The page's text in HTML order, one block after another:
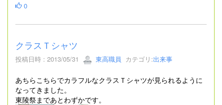
0
クラスＴシャツ
投稿日時 : 2013/05/31 東高職員 カテゴリ:出来事
あちらこちらでカラフルなクラスＴシャツが見られるように
なってきました。
東陵祭まであとわずかです。